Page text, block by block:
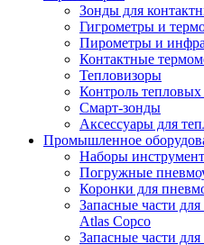
Зонды для
Гигрометры и
Пирометры и
Контактные
Тепловизоры
Контроль
Смарт-зонды
Аксессуары для
Промышленное
Наборы
Погружные
Коронки для
Запасные части
Atlas Copco
Запасные части